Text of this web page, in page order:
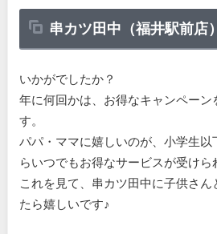
串カツ田中（福井駅前
いかがでしたか？
年に何回かは、お得なキャンペー
す。
パパ・ママに嬉しいのが、小学生以
らいつでもお得なサービスが受けら
これを見て、串カツ田中に子供さん
たら嬉しいです♪